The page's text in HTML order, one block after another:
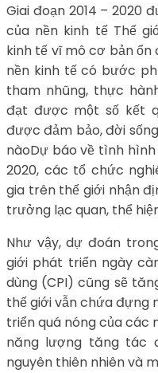
Giai đoạn 2014 – 2020
của nền kinh tế Thế
kinh tế vĩ mô cơ bản
nền kinh tế có bước
tham nhũng, thực
đạt được một số kết
được đảm bảo, đời
nàoDự báo về tình
2020, các tổ chức
gia trên thế giới nhận
trưởng lạc quan, thể
Như vậy, dự đoán
giới phát triển ngày
dùng (CPI) cũng sẽ
thế giới vẫn chứa đựng
triển quá nóng của các
năng lượng tăng tác
nguyên thiên nhiên và